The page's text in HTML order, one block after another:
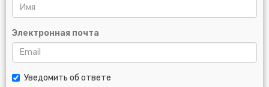
Электронная почта
Уведомить об ответе